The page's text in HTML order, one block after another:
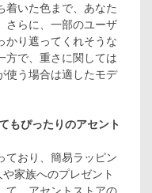
着いた色まで、あなた
さらに、一部のユーザ
かり遮ってくれそうな
方で、重さに関しては
使う場合は適したモデ
もぴったりのアセント
ており、簡易ラッピン
家族へのプレゼント